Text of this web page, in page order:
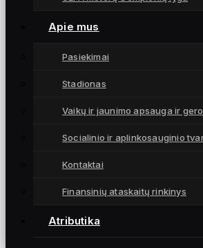
Apie mus
Pasiekimai
Stadionas
Vaikų ir jaunimo apsauga ir
Socialinio ir aplinkosauginio
Kontaktai
Finansinių ataskaitų rinkinys
Atributika